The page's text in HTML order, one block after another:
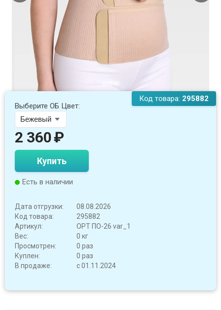
Код товара: 295882
Выберите ОБ Цвет:
2 360₽
Купить
Есть в наличии
Дата отгрузки:
08.08.2026
Код товара:
295882
Артикул:
OPT ПО-26 var_1
Вес:
0 кг
Просмотрен:
0 раз
Куплен:
0 раз
В продаже:
с 01.11.2024